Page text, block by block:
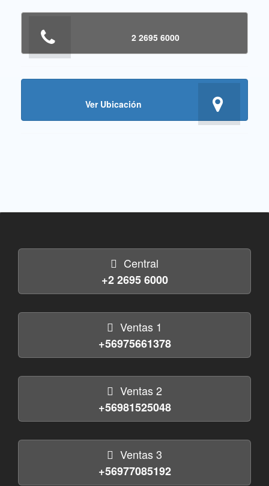
2 2695 6000
Ver Ubicación
Central
+2 2695 6000
Ventas 1
+56975661378
Ventas 2
+56981525048
Ventas 3
+56977085192